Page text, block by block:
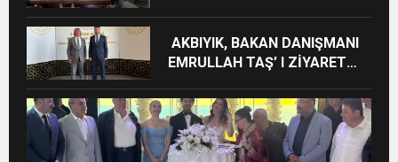
AKBIYIK, BAKAN DANIŞMANI
EMRULLAH TAŞ’ I ZİYARET